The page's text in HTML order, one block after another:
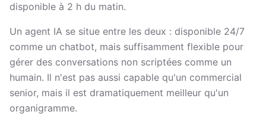
disponible à 2 h du matin.
Un agent IA se situe entre les deux : disponible 24/7
comme un chatbot, mais suffisamment flexible pour
gérer des conversations non scriptées comme un
humain. Il n'est pas aussi capable qu'un commercial
senior, mais il est dramatiquement meilleur qu'un
organigramme.